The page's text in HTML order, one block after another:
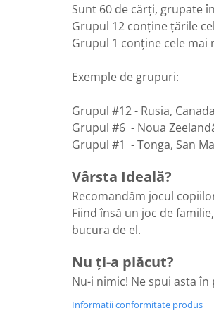
Sunt 60 de cărți, grupate
Grupul 12 conține țările
Grupul 1 conține cele mai
Exemple de grupuri:
Grupul #12 - Rusia,
Grupul #6 - Noua
Grupul #1 - Tonga, San
Vârsta Ideală?
Recomandăm jocul
Fiind însă un joc de
bucura de el.
Nu ți-a plăcut?
Nu-i nimic! Ne spui asta
Informatii conformitate produs